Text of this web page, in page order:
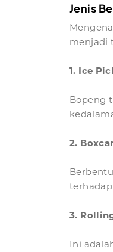
Jenis
menjadi
1. Ice
Bopeng
2.
3.
Ini